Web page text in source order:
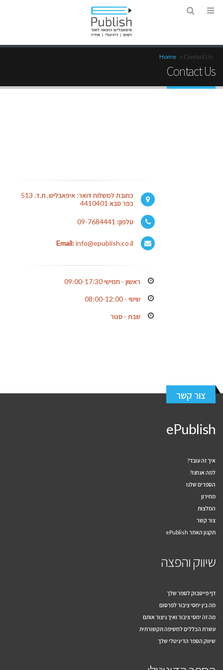
Home » Contact Us
Contact Us
כתובת למשלוח דואר: איפאבליש, ת.ד. 513
כפר סבא 4410401
טלפון:
Email:info@epublish.co.il
ראשון - חמישי 09:00-17:30
שישי - 08:00-12:00
שבת - סגור
צור קשר
ePublish
איך זה עובד?
למה אנחנו?
הספרים שלנו
מחירון
המלצות
צור קשר
תקנון האתר ePublish
שיווק והפצה
דף פייסבוק לספר שלך
מה בין יחסי ציבור לפרסום
מה זה יחסי ציבור ואיך ניצור אותם
עשרת הכללים לחשיפה תקשורתית
שיווק הספר הדיגיטלי שלך